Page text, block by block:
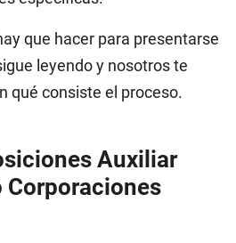
que hacer para presentarse
leyendo y nosotros te
qué consiste el proceso.
Auxiliar